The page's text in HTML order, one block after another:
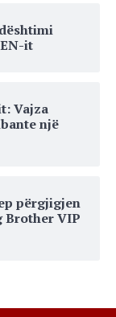
it
Vajza
një
përgjigjen
Brother VIP